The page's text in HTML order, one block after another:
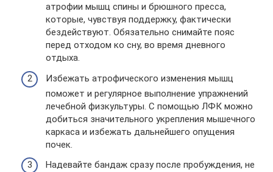
атрофии мышц спины и брюшного пресса,
которые, чувствуя поддержку, фактически
бездействуют. Обязательно снимайте пояс
перед отходом ко сну, во время дневного
отдыха.
Избежать атрофического изменения мышц
поможет и регулярное выполнение упражнений
лечебной физкультуры. С помощью ЛФК можно
добиться значительного укрепления мышечного
каркаса и избежать дальнейшего опущения
почек.
Надевайте бандаж сразу после пробуждения, не